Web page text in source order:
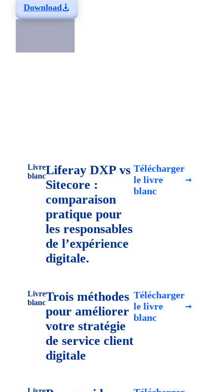
Download
Livre
blancLiferay DXP vs
Sitecore :
comparaison
pratique pour
les responsables
de l’expérience
digitale.
Télécharger
le livre
blanc
Livre
blancTrois méthodes
pour améliorer
votre stratégie
de service client
digitale
Télécharger
le livre
blanc